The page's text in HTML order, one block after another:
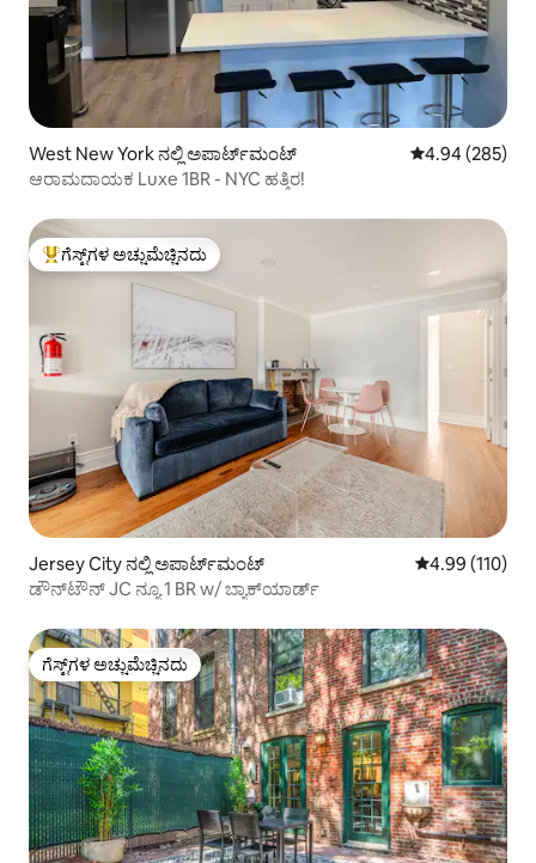
West New York ನಲ್ಲಿ ಅಪಾರ್ಟ್‌ಮಂಟ್ 5 ರಲ್ಲಿ 4.94
4.94 (285)
ಆರಾಮದಾಯಕ Luxe 1BR - NYC ಹತ್ತಿರ!
ಗೆಸ್ಟ್‌ಗಳಿಗೆ ಅತಿ ಹೆಚ್ಚು ಅಚ್ಚುಮೆಚ್ಚಿನದು
ಗೆಸ್ಟ್‌ಗಳ ಅಚ್ಚುಮೆಚ್ಚಿನದು
Jersey City ನಲ್ಲಿ ಅಪಾರ್ಟ್‌ಮಂಟ್ 5 ರಲ್ಲಿ 4.99
4.99 (110)
ಡೌನ್‌ಟೌನ್ JC ನ್ಯೂ 1 BR w/ ಬ್ಯಾಕ್‌ಯಾರ್ಡ್
ಗೆಸ್ಟ್‌ಗಳ ಅಚ್ಚುಮೆಚ್ಚಿನದು
ಗೆಸ್ಟ್‌ಗಳ ಅಚ್ಚುಮೆಚ್ಚಿನದು